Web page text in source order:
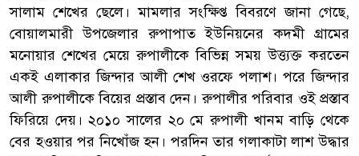
সালাম শেখের ছেলে। মামলার সংক্ষিপ্ত বিবরণে জানা গেছে,
বোয়ালমারী উপজেলার রুপাপাত ইউনিয়নের কদমী গ্রামের
মনোয়ার শেখের মেয়ে রুপালীকে বিভিন্ন সময় উত্ত্যক্ত করতেন
একই এলাকার জিন্দার আলী শেখ ওরফে পলাশ। পরে জিন্দার
আলী রুপালীকে বিয়ের প্রস্তাব দেন। রুপালীর পরিবার ওই প্রস্তাব
ফিরিয়ে দেয়। ২০১০ সালের ২০ মে রুপালী খানম বাড়ি থেকে
বের হওয়ার পর নিখোঁজ হন। পরদিন তার গলাকাটা লাশ উদ্ধার